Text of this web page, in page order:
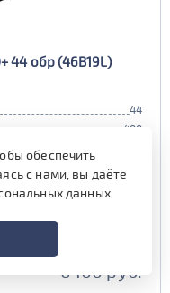
44 обр (46B19L)
44
400
при обмене старой АКБ
6 100 руб.
обеспечить
с нами, вы даёте
данных